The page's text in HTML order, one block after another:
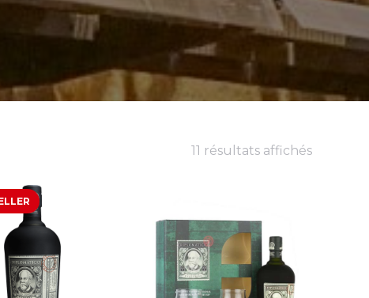
11 résultats affichés